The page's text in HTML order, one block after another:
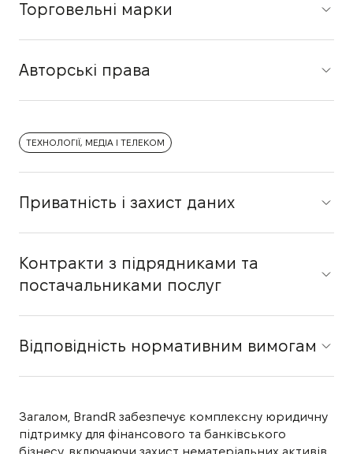
Торговельні марки
Авторські права
ТЕХНОЛОГІЇ, МЕДІА І ТЕЛЕКОМ
Приватність і захист даних
Контракти з підрядниками та
постачальниками послуг
Відповідність нормативним вимогам
Загалом, BrandR забезпечує комплексну юридичну
підтримку для фінансового та банківського
бізнесу, включаючи захист нематеріальних активів,